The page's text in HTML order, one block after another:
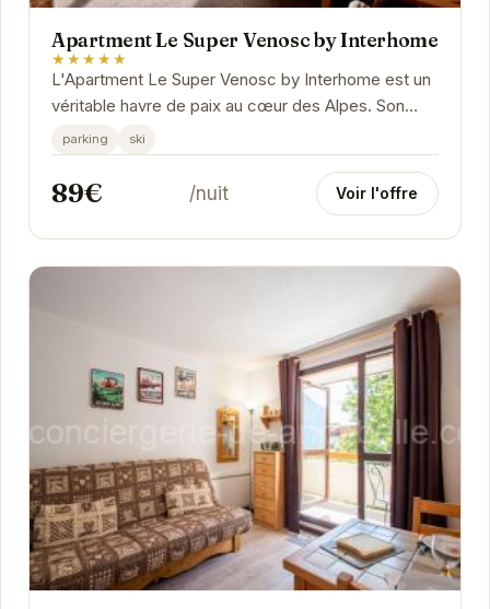
Apartment Le Super Venosc by Interhome
★★★★★
L'Apartment Le Super Venosc by Interhome est un
véritable havre de paix au cœur des Alpes. Son
emplacement privilégié offre un accès facile aux...
parking ski
89€ /nuit Voir l'offre